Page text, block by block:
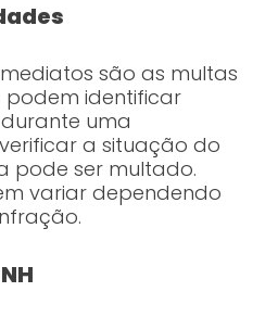
são as multas
podem identificar
uma
a situação do
pode ser multado.
variar dependendo